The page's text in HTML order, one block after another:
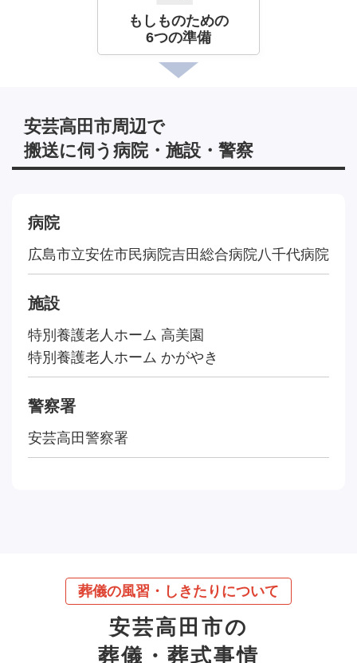
もしものための
6つの準備
安芸高田市周辺で
搬送に伺う病院・施設・警察
病院
広島市立安佐市民病院吉田総合病院八千代病院
施設
特別養護老人ホーム 高美園
特別養護老人ホーム かがやき
警察署
安芸高田警察署
葬儀の風習・しきたりについて
安芸高田市の
葬儀・葬式事情